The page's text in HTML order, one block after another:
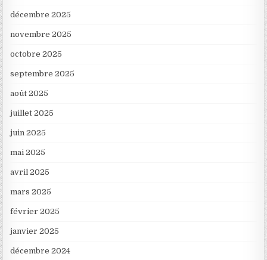
décembre 2025
novembre 2025
octobre 2025
septembre 2025
août 2025
juillet 2025
juin 2025
mai 2025
avril 2025
mars 2025
février 2025
janvier 2025
décembre 2024